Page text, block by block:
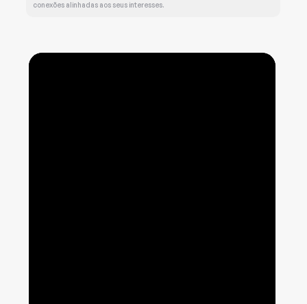
conexões alinhadas aos seus interesses.